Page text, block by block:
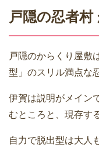
戸隠の忍者
戸隠のからくり屋敷
型」のスリル満点な
伊賀は説明がメイン
むところと、現存す
自力で脱出型は大人